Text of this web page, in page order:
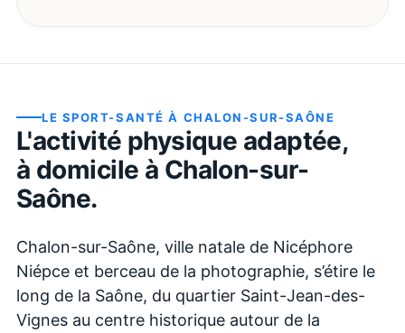
LE SPORT-SANTÉ À CHALON-SUR-SAÔNE
L'activité physique adaptée,
à domicile à Chalon-sur-
Saône.
Chalon-sur-Saône, ville natale de Nicéphore
Niépce et berceau de la photographie, s’étire le
long de la Saône, du quartier Saint-Jean-des-
Vignes au centre historique autour de la